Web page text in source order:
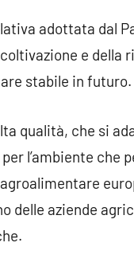
adottata dal
e della
stabile in futuro.
qualità, che si
l’ambiente che
delle aziende